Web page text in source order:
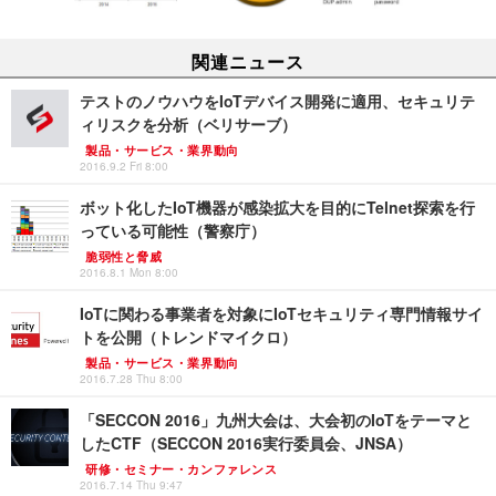
関連ニュース
テストのノウハウをIoTデバイス開発に適用、セキュリテ
ィリスクを分析（ベリサーブ）
製品・サービス・業界動向
2016.9.2 Fri 8:00
ボット化したIoT機器が感染拡大を目的にTelnet探索を行
っている可能性（警察庁）
脆弱性と脅威
2016.8.1 Mon 8:00
IoTに関わる事業者を対象にIoTセキュリティ専門情報サイ
トを公開（トレンドマイクロ）
製品・サービス・業界動向
2016.7.28 Thu 8:00
「SECCON 2016」九州大会は、大会初のIoTをテーマと
したCTF（SECCON 2016実行委員会、JNSA）
研修・セミナー・カンファレンス
2016.7.14 Thu 9:47